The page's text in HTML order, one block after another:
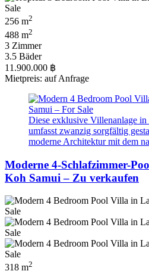
256 m2
488 m2
3 Zimmer
3.5 Bäder
11.900.000 ฿
Mietpreis: auf Anfrage
Diese exklusive Villenanlage
umfasst zwanzig sorgfältig
moderne Architektur mit dem
Moderne 4-Schlafzimmer-
Koh Samui – Zu verkaufen
318 m2